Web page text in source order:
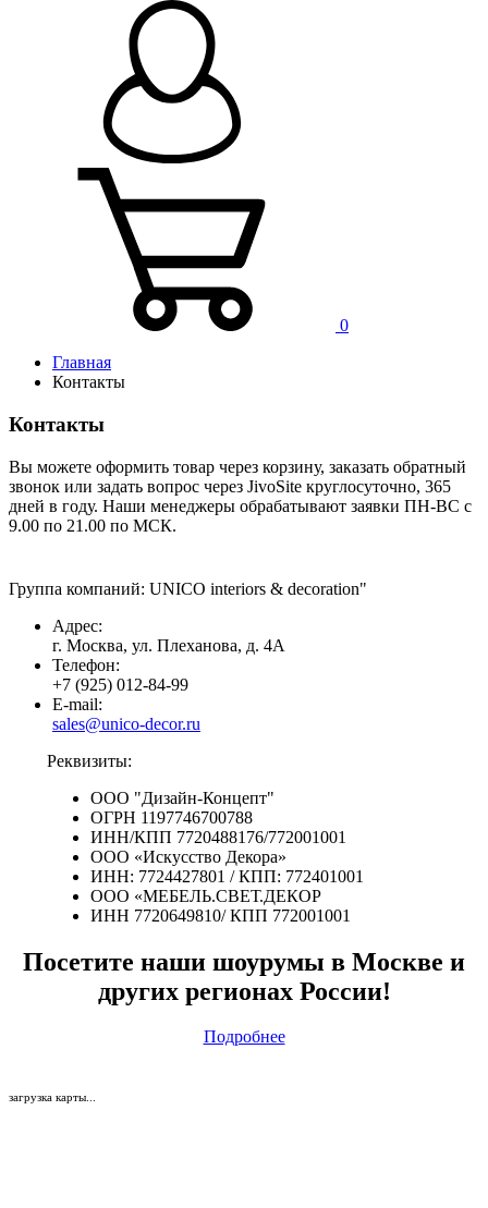
0
Главная
Контакты
Контакты
Вы можете оформить товар через корзину, заказать обратный
звонок или задать вопрос через JivoSite круглосуточно, 365
дней в году. Наши менеджеры обрабатывают заявки ПН-ВС с
9.00 по 21.00 по МСК.
Группа компаний: UNICO interiors & decoration"
Адрес:
г. Москва, ул. Плеханова, д. 4А
Телефон:
+7 (925) 012-84-99
E-mail:
sales@unico-decor.ru
Реквизиты:
ООО "Дизайн-Концепт"
ОГРН 1197746700788
ИНН/КПП 7720488176/772001001
ООО «Искусство Декора»
ИНН: 7724427801 / КПП: 772401001
ООО «МЕБЕЛЬ.СВЕТ.ДЕКОР
ИНН 7720649810/ КПП 772001001
Посетите наши шоурумы в Москве и
других регионах России!
Подробнее
загрузка карты...